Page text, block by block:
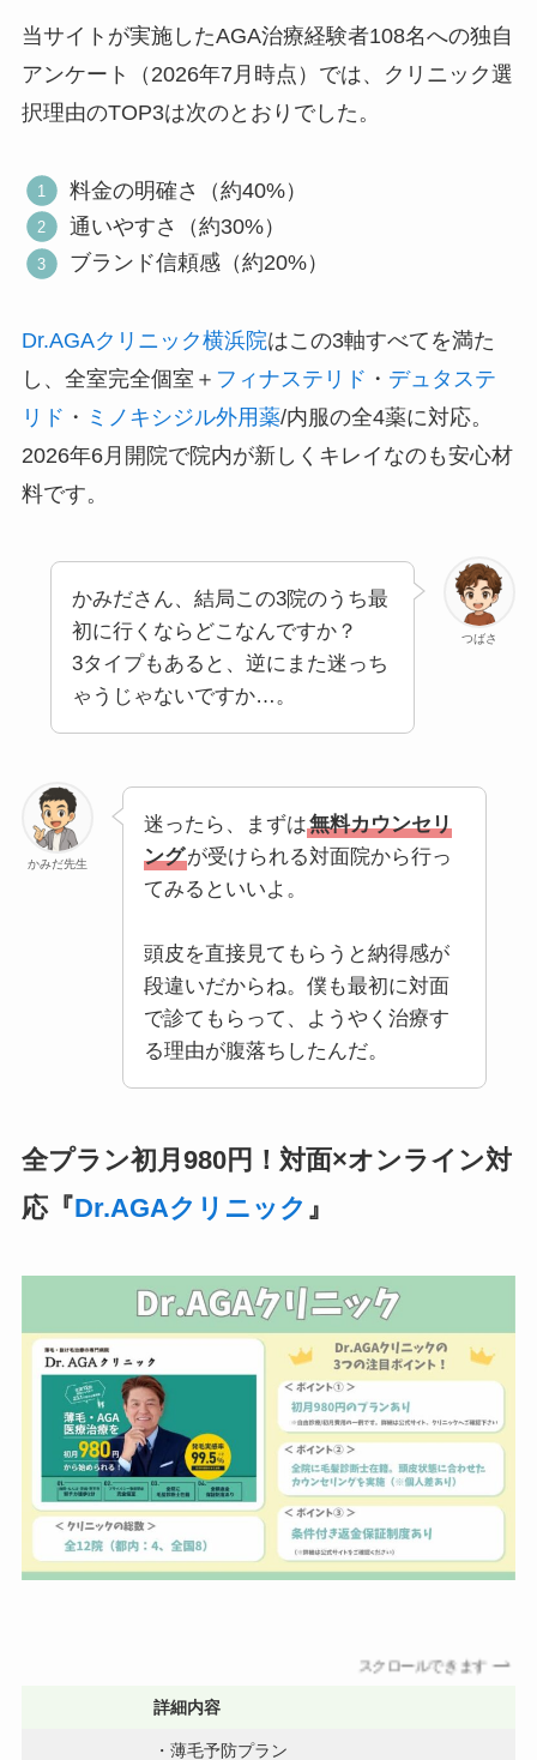
当サイトが実施したAGA治療経験者108名への独自
アンケート（2026年7月時点）では、クリニック選
択理由のTOP3は次のとおりでした。
料金の明確さ（約40%）
通いやすさ（約30%）
ブランド信頼感（約20%）
Dr.AGAクリニック横浜院はこの3軸すべてを満た
し、全室完全個室＋ フィナステリド ・ デュタステ
リド ・ ミノキシジル外用薬/内服の全4薬に対応。
2026年6月開院で院内が新しくキレイなのも安心材
料です。
つばさ
かみださん、結局この3院のうち最
初に行くならどこなんですか？
3タイプもあると、逆にまた迷っち
ゃうじゃないですか…。
かみだ先生
迷ったら、まずは無料カウンセリ
ングが受けられる対面院から行っ
てみるといいよ。
頭皮を直接見てもらうと納得感が
段違いだからね。僕も最初に対面
で診てもらって、ようやく治療す
る理由が腹落ちしたんだ。
全プラン初月980円！対面×オンライン対
応『Dr.AGAクリニック 』
スクロールできます
詳細内容
・薄毛予防プラン